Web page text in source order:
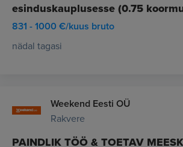
esinduskauplusesse (0.75
831 - 1000 €/kuus bruto
nädal tagasi
Weekend Eesti OÜ
Rakvere
PAINDLIK TÖÖ & TOETAV